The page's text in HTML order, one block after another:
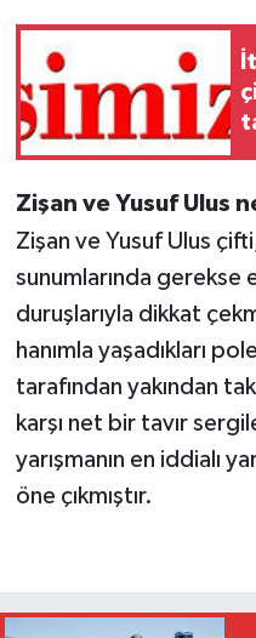
Zişan ve Yusuf Ulus
Zişan ve Yusuf Ulus
sunumlarında gerekse
duruşlarıyla dikkat
hanımla yaşadıkları
tarafından yakından
karşı net bir tavır
yarışmanın en iddialı
öne çıkmıştır.